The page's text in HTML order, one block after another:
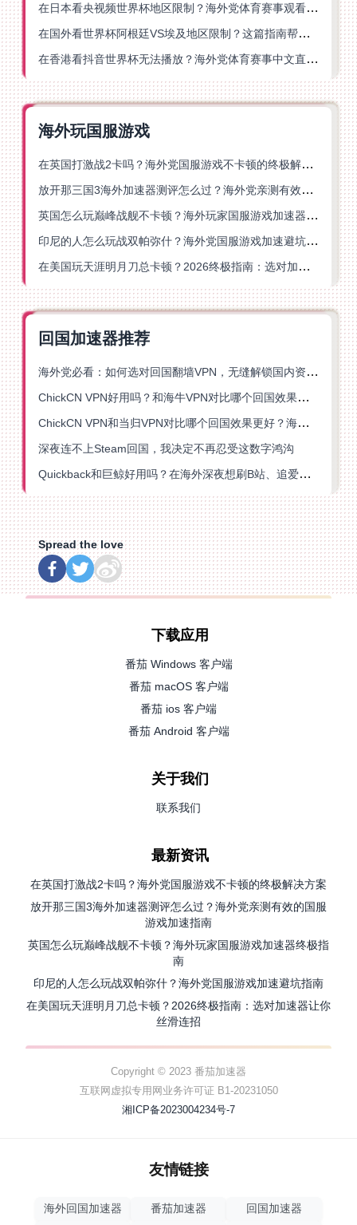
在日本看央视频世界杯地区限制？海外党体育赛事观看终极指南
在国外看世界杯阿根廷VS埃及地区限制？这篇指南帮你搞定中文直播+解说
在香港看抖音世界杯无法播放？海外党体育赛事中文直播终极指南
海外玩国服游戏
在英国打激战2卡吗？海外党国服游戏不卡顿的终极解决方案
放开那三国3海外加速器测评怎么过？海外党亲测有效的国服游戏加速指南
英国怎么玩巅峰战舰不卡顿？海外玩家国服游戏加速器终极指南
印尼的人怎么玩战双帕弥什？海外党国服游戏加速避坑指南
在美国玩天涯明月刀总卡顿？2026终极指南：选对加速器让你丝滑连招
回国加速器推荐
海外党必看：如何选对回国翻墙VPN，无缝解锁国内资源？
ChickCN VPN好用吗？和海牛VPN对比哪个回国效果更好？
ChickCN VPN和当归VPN对比哪个回国效果更好？海外党亲测后选了它
深夜连不上Steam回国，我决定不再忍受这数字鸿沟
Quickback和巨鲸好用吗？在海外深夜想刷B站、追爱奇艺的你，或许正需要这份答案
Spread the love
下载应用
番茄 Windows 客户端
番茄 macOS 客户端
番茄 ios 客户端
番茄 Android 客户端
关于我们
联系我们
最新资讯
在英国打激战2卡吗？海外党国服游戏不卡顿的终极解决方案
放开那三国3海外加速器测评怎么过？海外党亲测有效的国服
游戏加速指南
英国怎么玩巅峰战舰不卡顿？海外玩家国服游戏加速器终极指
南
印尼的人怎么玩战双帕弥什？海外党国服游戏加速避坑指南
在美国玩天涯明月刀总卡顿？2026终极指南：选对加速器让你
丝滑连招
Copyright © 2023 番茄加速器
互联网虚拟专用网业务许可证 B1-20231050
湘ICP备2023004234号-7
友情链接
海外回国加速器 番茄加速器 回国加速器